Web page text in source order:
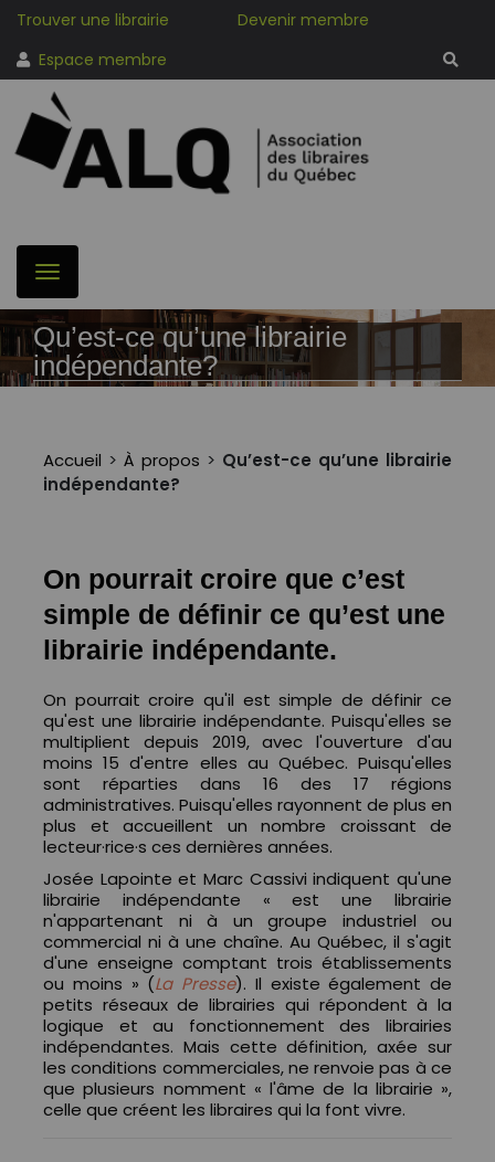
Trouver une librairie
Devenir membre
Espace membre
Qu’est-ce qu’une librairie
indépendante?
Accueil > À propos > Qu’est-ce qu’une librairie
indépendante?
On pourrait croire que c’est
simple de définir ce qu’est une
librairie indépendante.
On pourrait croire qu'il est simple de définir ce
qu'est une librairie indépendante. Puisqu'elles se
multiplient depuis 2019, avec l'ouverture d'au
moins 15 d'entre elles au Québec. Puisqu'elles
sont réparties dans 16 des 17 régions
administratives. Puisqu'elles rayonnent de plus en
plus et accueillent un nombre croissant de
lecteur·rice·s ces dernières années.
Josée Lapointe et Marc Cassivi indiquent qu'une
librairie indépendante « est une librairie
n'appartenant ni à un groupe industriel ou
commercial ni à une chaîne. Au Québec, il s'agit
d'une enseigne comptant trois établissements
ou moins » (La Presse). Il existe également de
petits réseaux de librairies qui répondent à la
logique et au fonctionnement des librairies
indépendantes. Mais cette définition, axée sur
les conditions commerciales, ne renvoie pas à ce
que plusieurs nomment « l'âme de la librairie »,
celle que créent les libraires qui la font vivre.